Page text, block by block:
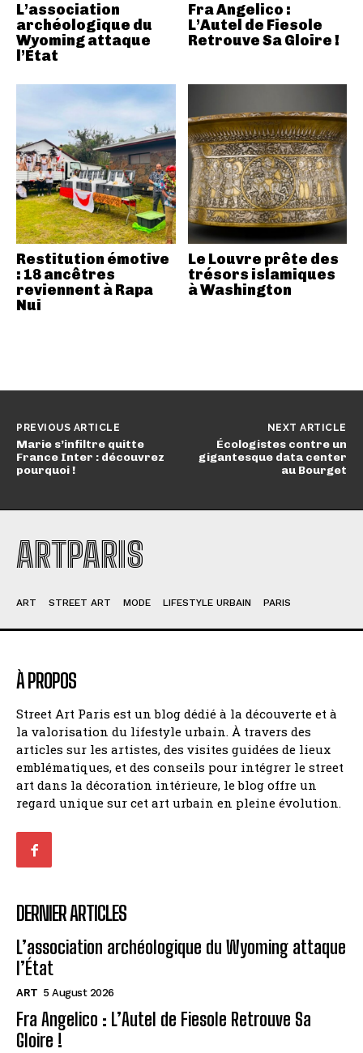
L’association
archéologique du
Wyoming attaque
l’État
Fra Angelico :
L’Autel de Fiesole
Retrouve Sa Gloire !
Restitution émotive
: 18 ancêtres
reviennent à Rapa
Nui
Le Louvre prête des
trésors islamiques
à Washington
PREVIOUS ARTICLE
Marie s’infiltre quitte
France Inter : découvrez
pourquoi !
NEXT ARTICLE
Écologistes contre un
gigantesque data center
au Bourget
ARTPARIS
ART STREET ART MODE LIFESTYLE URBAIN PARIS
À PROPOS
Street Art Paris est un blog dédié à la découverte et à
la valorisation du lifestyle urbain. À travers des
articles sur les artistes, des visites guidées de lieux
emblématiques, et des conseils pour intégrer le street
art dans la décoration intérieure, le blog offre un
regard unique sur cet art urbain en pleine évolution.
DERNIER ARTICLES
L’association archéologique du Wyoming attaque
l’État
ART 5 August 2026
Fra Angelico : L’Autel de Fiesole Retrouve Sa
Gloire !